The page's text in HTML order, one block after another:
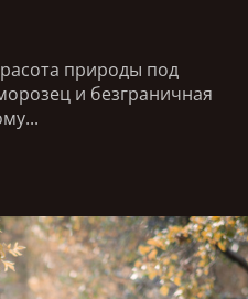
природы под
и безграничная